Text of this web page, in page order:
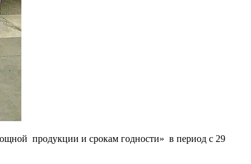
продукции и срокам годности» в период с 29